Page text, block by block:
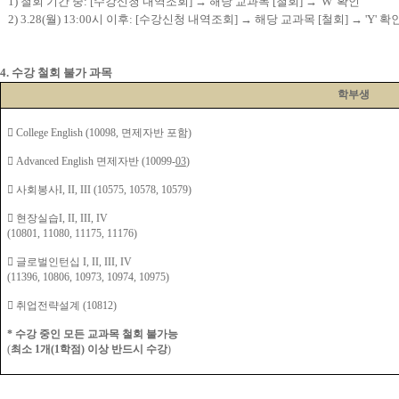
2) 3.28(월) 13:00시 이후: [수강신청 내역조회] → 해당 교과목 [철회] → 'Y' 확
4. 수강 철회 불가 과목
학부생
 College English (10098, 면제자반 포함)
 Advanced English 면제자반 (10099-03)
 사회봉사I, II, III (10575, 10578, 10579)
 현장실습I, II, III, IV
(10801, 11080, 11175, 11176)
 글로벌인턴십 I, II, III, IV
(11396, 10806, 10973, 10974, 10975)
 취업전략설계 (10812)
* 수강 중인 모든 교과목 철회 불가능
(최소 1개(1학점) 이상 반드시 수강)